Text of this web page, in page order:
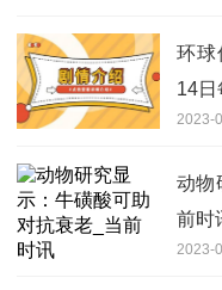
环球
14日
2023-
动物
前时
2023-